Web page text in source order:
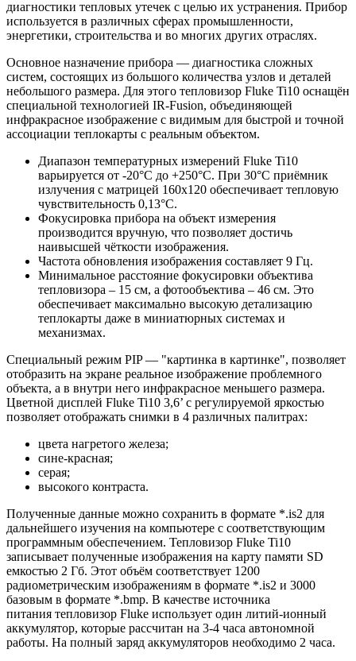
диагностики тепловых утечек с целью их устранения. Прибор
используется в различных сферах промышленности,
энергетики, строительства и во многих других отраслях.
Основное назначение прибора — диагностика сложных
систем, состоящих из большого количества узлов и деталей
небольшого размера. Для этого тепловизор Fluke Ti10 оснащён
специальной технологией IR-Fusion, объединяющей
инфракрасное изображение с видимым для быстрой и точной
ассоциации теплокарты с реальным объектом.
Диапазон температурных измерений Fluke Ti10
варьируется от -20°C до +250°C. При 30°C приёмник
излучения с матрицей 160х120 обеспечивает тепловую
чувствительность 0,13°C.
Фокусировка прибора на объект измерения
производится вручную, что позволяет достичь
наивысшей чёткости изображения.
Частота обновления изображения составляет 9 Гц.
Минимальное расстояние фокусировки объектива
тепловизора – 15 см, а фотообъектива – 46 см. Это
обеспечивает максимально высокую детализацию
теплокарты даже в миниатюрных системах и
механизмах.
Специальный режим PIP — "картинка в картинке", позволяет
отобразить на экране реальное изображение проблемного
объекта, а в внутри него инфракрасное меньшего размера.
Цветной дисплей Fluke Ti10 3,6’ с регулируемой яркостью
позволяет отображать снимки в 4 различных палитрах:
цвета нагретого железа;
сине-красная;
серая;
высокого контраста.
Полученные данные можно сохранить в формате *.is2 для
дальнейшего изучения на компьютере с соответствующим
программным обеспечением. Тепловизор Fluke Ti10
записывает полученные изображения на карту памяти SD
емкостью 2 Гб. Этот объём соответствует 1200
радиометрическим изображениям в формате *.is2 и 3000
базовым в формате *.bmp. В качестве источника
питания тепловизор Fluke использует один литий-ионный
аккумулятор, которые рассчитан на 3-4 часа автономной
работы. На полный заряд аккумуляторов необходимо 2 часа.